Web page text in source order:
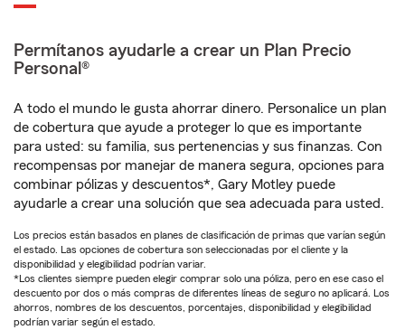
Permítanos ayudarle a crear un Plan Precio
Personal®
A todo el mundo le gusta ahorrar dinero. Personalice un plan
de cobertura que ayude a proteger lo que es importante
para usted: su familia, sus pertenencias y sus finanzas. Con
recompensas por manejar de manera segura, opciones para
combinar pólizas y descuentos*, Gary Motley puede
ayudarle a crear una solución que sea adecuada para usted.
Los precios están basados en planes de clasificación de primas que varían según
el estado. Las opciones de cobertura son seleccionadas por el cliente y la
disponibilidad y elegibilidad podrían variar.
*Los clientes siempre pueden elegir comprar solo una póliza, pero en ese caso el
descuento por dos o más compras de diferentes líneas de seguro no aplicará. Los
ahorros, nombres de los descuentos, porcentajes, disponibilidad y elegibilidad
podrían variar según el estado.